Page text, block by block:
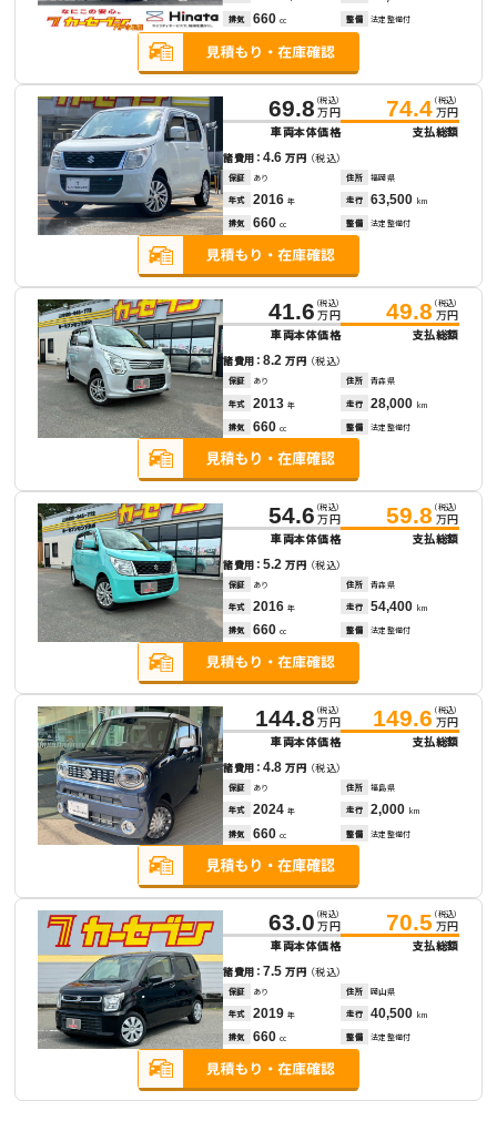
排気 660 cc 整備 法定整備付
69.8 （税込）
万円
車両本体価格
74.4 （税込）
万円
支払総額
諸費用：4.6万円 （税込）
保証 あり 住所 福岡県
年式 2016 年 走行 63,500 km
排気 660 cc 整備 法定整備付
41.6 （税込）
万円
車両本体価格
49.8 （税込）
万円
支払総額
諸費用：8.2万円 （税込）
保証 あり 住所 青森県
年式 2013 年 走行 28,000 km
排気 660 cc 整備 法定整備付
54.6 （税込）
万円
車両本体価格
59.8 （税込）
万円
支払総額
諸費用：5.2万円 （税込）
保証 あり 住所 青森県
年式 2016 年 走行 54,400 km
排気 660 cc 整備 法定整備付
144.8 （税込）
万円
車両本体価格
149.6 （税込）
万円
支払総額
諸費用：4.8万円 （税込）
保証 あり 住所 福島県
年式 2024 年 走行 2,000 km
排気 660 cc 整備 法定整備付
63.0 （税込）
万円
車両本体価格
70.5 （税込）
万円
支払総額
諸費用：7.5万円 （税込）
保証 あり 住所 岡山県
年式 2019 年 走行 40,500 km
排気 660 cc 整備 法定整備付